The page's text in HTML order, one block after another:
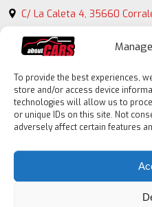
To provide the best experiences,
store and/or access device
technologies will allow us to
or unique IDs on this site. Not
adversely affect certain features
C/ La Caleta 4, 35660